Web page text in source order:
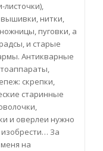
листочки),
нитки,
пуговки, а
и старые
Антикварные
скрепки,
старинные
и оверлеи нужно
За
на